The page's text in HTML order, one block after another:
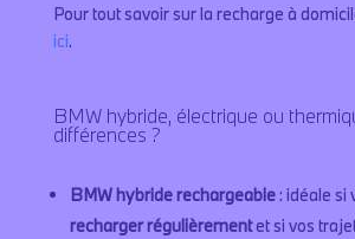
Pour tout savoir sur la recharge à
ici.
BMW hybride, électrique ou
différences ?
BMW hybride rechargeable: idéale si
recharger régulièrementet si vos